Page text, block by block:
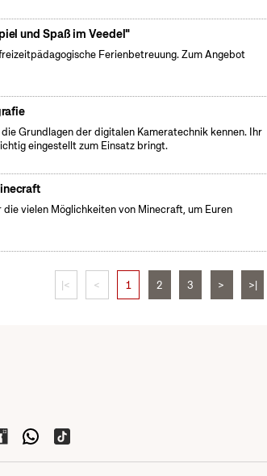
und Spaß im Veedel"
Ferienbetreuung. Zum Angebot
Grundlagen der digitalen Kameratechnik kennen. Ihr
eingestellt zum Einsatz bringt.
vielen Möglichkeiten von Minecraft, um Euren
|< < 1 2 3 > >|